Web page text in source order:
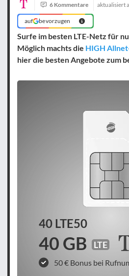
6 Kommentare aktualisiert
auf bevorzugen
Surfe im besten LTE-Netz für
Möglich machts die HIGH
hier die besten Angebote zum
40 LTE50
40 GB LTE
50 € Bonus bei